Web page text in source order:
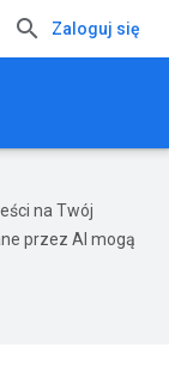
Zaloguj się
na Twój
przez AI mogą